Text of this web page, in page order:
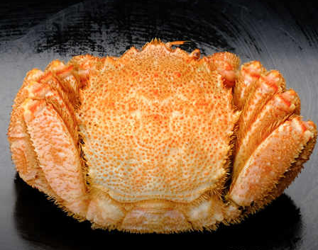
当店について
初めての方へ 送料・お支払い
返品について ご利用ガイド
メルマガ登録 お問合せ
特定商取引法表示 個人情報の取扱い